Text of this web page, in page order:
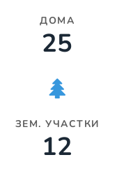
ДОМА
25
ЗЕМ. УЧАСТКИ
12